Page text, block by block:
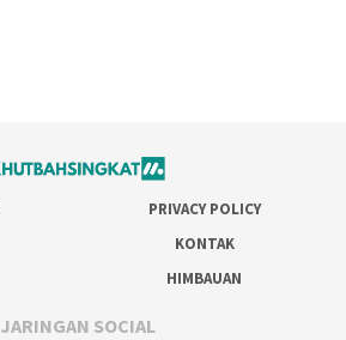
PRIVACY POLICY
KONTAK
HIMBAUAN
JARINGAN SOCIAL